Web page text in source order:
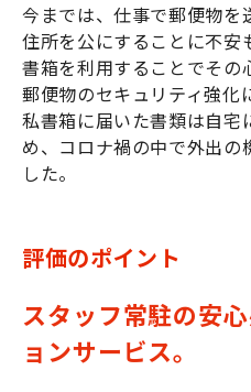
今までは、仕事で郵便物を
住所を公にすることに不安
書箱を利用することでその
郵便物のセキュリティ強化
私書箱に届いた書類は自宅
め、コロナ禍の中で外出の
した。
評価のポイント
スタッフ常駐の安
ョンサービス。